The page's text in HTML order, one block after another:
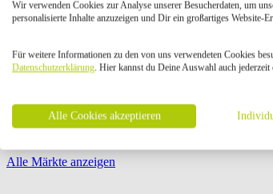
{{ store.street }} {{ store.streetNumber }}
{{ store.zipCode }} {{ store.city }}
Öffnungszeiten:
Seite {{ pagination.page }} von {{
Alle Märkte anzeigen
Wir verwenden Cookies zur Analyse unserer Besucherdaten, um
personalisierte Inhalte anzuzeigen und Dir ein großartiges Website-
Für weitere Informationen zu den von uns verwendeten Cookies
Datenschutzerklärung. Hier kannst du Deine Auswahl auch jederzeit
Alle Cookies akzeptieren